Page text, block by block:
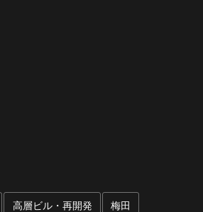
高層ビル・再開発 梅田